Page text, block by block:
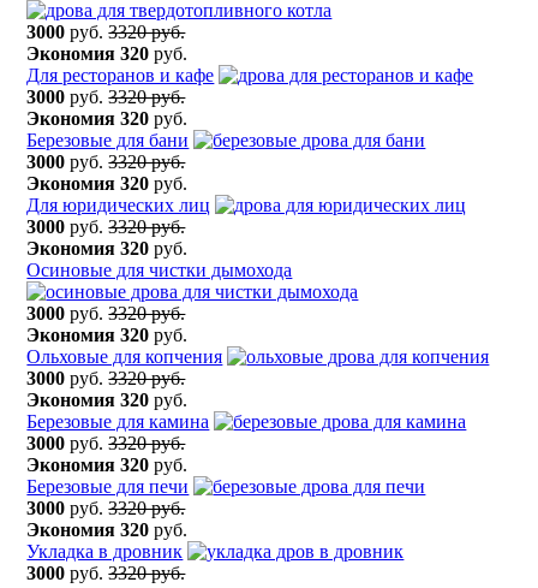
3000 руб.3320 руб.
Экономия 320 руб.
Для ресторанов и кафе
3000 руб.3320 руб.
Экономия 320 руб.
Березовые для бани
3000 руб.3320 руб.
Экономия 320 руб.
Для юридических лиц
3000 руб.3320 руб.
Экономия 320 руб.
Осиновые для чистки дымохода
3000 руб.3320 руб.
Экономия 320 руб.
Ольховые для копчения
3000 руб.3320 руб.
Экономия 320 руб.
Березовые для камина
3000 руб.3320 руб.
Экономия 320 руб.
Березовые для печи
3000 руб.3320 руб.
Экономия 320 руб.
Укладка в дровник
3000 руб.3320 руб.